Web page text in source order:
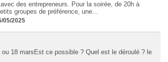
des entrepreneurs. Pour la soirée, de 20h à
groupes de préférence, une...
05/2025
18 marsEst ce possible ? Quel est le déroulé ? le